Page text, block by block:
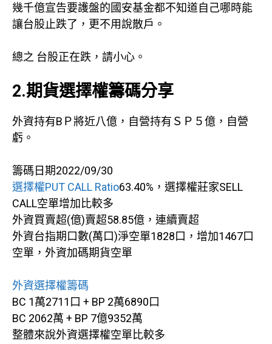
幾千億宣告要護盤的國安基金都不知道自己哪時能
讓台股止跌了，更不用說散戶。
總之 台股正在跌，請小心。
2.期貨選擇權籌碼分享
外資持有BＰ將近八億，自營持有ＳＰ５億，自營
虧。
籌碼日期2022/09/30
選擇權PUT CALL Ratio63.40%，選擇權莊家SELL
CALL空單增加比較多
外資買賣超(億)賣超58.85億，連續賣超
外資台指期口數(萬口)淨空單1828口，增加1467口
空單，外資加碼期貨空單
外資選擇權籌碼
BC 1萬2711口 + BP 2萬6890口
BC 2062萬 + BP 7億9352萬
整體來說外資選擇權空單比較多